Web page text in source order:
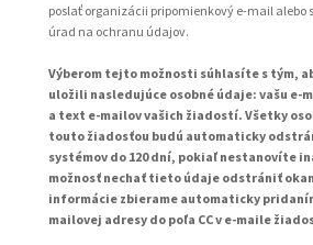
poslať organizácii pripomienkový e-mail alebo
úrad na ochranu údajov.
Výberom tejto možnosti súhlasíte s tým,
uložili nasledujúce osobné údaje: vašu e-
a text e-mailov vašich žiadostí. Všetky
touto žiadosťou budú automaticky
systémov do 120 dní, pokiaľ nestanovíte
možnosť nechať tieto údaje odstrániť
informácie zbierame automaticky
mailovej adresy do poľa CC v e-maile